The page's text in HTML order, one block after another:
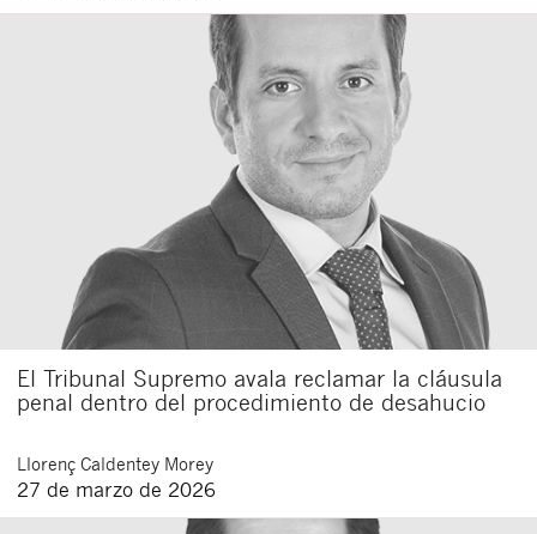
El Tribunal Supremo avala reclamar la cláusula
penal dentro del procedimiento de desahucio
Llorenç Caldentey Morey
27 de marzo de 2026